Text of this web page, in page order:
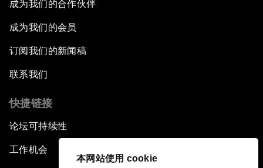
本网站使用 cookie
成为我们的合作伙伴
成为我们的会员
订阅我们的新闻稿
联系我们
快捷链接
论坛可持续性
工作机会